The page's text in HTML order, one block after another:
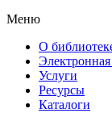
Меню
О
Услуги
Ресурсы
Каталоги